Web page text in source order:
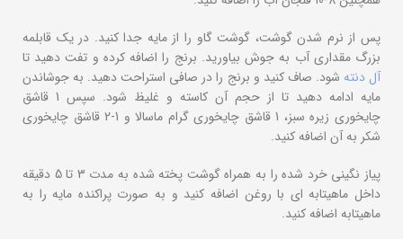
پس از نرم شدن گوشت، گوشت گاو را از مایه جدا کنید. در یک قابلمه
بزرگ مقداری آب به جوش بیاورید. برنج را اضافه کرده و تفت دهید تا
آل دنته شود. صاف کنید و برنج را در صافی استراحت دهید. به جوشاندن
مایه ادامه دهید تا از حجم آن کاسته و غلیظ شود. سپس 1 قاشق
چایخوری زیره سبز، 1 قاشق چایخوری گرام ماسالا و 1-2 قاشق چایخوری
شکر به آن اضافه کنید.
پیاز نگینی خرد شده را به همراه گوشت پخته شده به مدت 3 تا 5 دقیقه
داخل ماهیتابه ای با روغن اضافه کنید و به صورت پراکنده مایه را به
ماهیتابه اضافه کنید.